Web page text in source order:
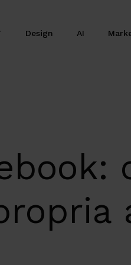
Design AI